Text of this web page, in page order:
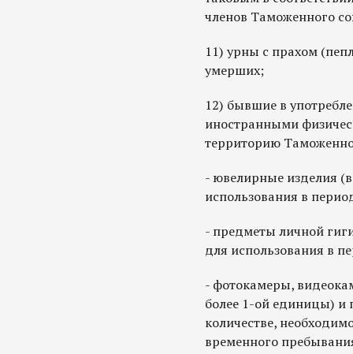
членов Таможенного
11) урны с прахом
умерших;
12) бывшие в
иностранными
территорию
- ювелирные изделия
использования в
- предметы личной
для использования в
- фотокамеры,
более 1-ой единицы) и
количестве,
временного